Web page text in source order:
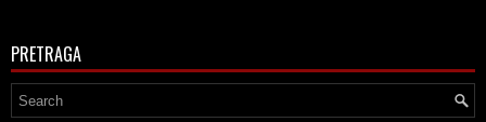
PRETRAGA